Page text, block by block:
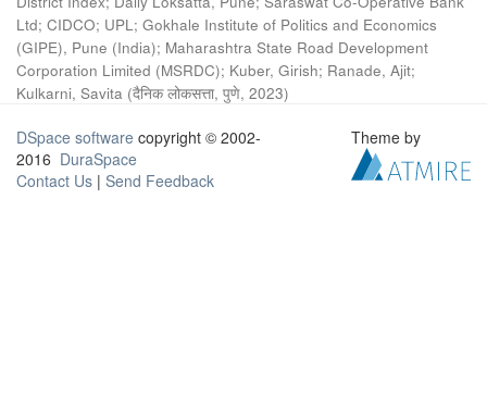
Ltd; CIDCO; UPL; Gokhale Institute of Politics and Economics
(GIPE), Pune (India); Maharashtra State Road Development
Corporation Limited (MSRDC); Kuber, Girish; Ranade, Ajit;
Kulkarni, Savita (दैनिक लोकसत्ता, पुणे, 2023)
DSpace software copyright © 2002-
2016 DuraSpace
Contact Us | Send Feedback
Theme by